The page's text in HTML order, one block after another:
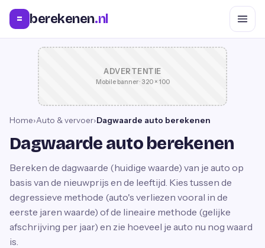
= berekenen.nl
ADVERTENTIE
Mobile banner · 320 × 100
Home›Auto & vervoer›Dagwaarde auto berekenen
Dagwaarde auto berekenen
Bereken de dagwaarde (huidige waarde) van je auto op
basis van de nieuwprijs en de leeftijd. Kies tussen de
degressieve methode (auto's verliezen vooral in de
eerste jaren waarde) of de lineaire methode (gelijke
afschrijving per jaar) en zie hoeveel je auto nu nog waard
is.